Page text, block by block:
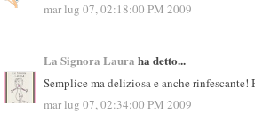
mar lug 07, 02:18:00 PM 2009
La Signora Laura ha detto...
Semplice ma deliziosa e anche rinfescante!
mar lug 07, 02:34:00 PM 2009